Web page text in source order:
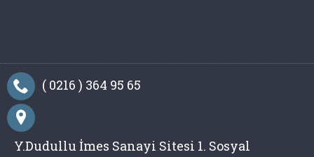
( 0216 ) 364 95 65
Y.Dudullu İmes Sanayi Sitesi 1. Sosyal